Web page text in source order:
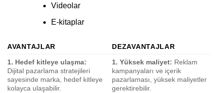
Videolar
E-kitaplar
AVANTAJLAR
DEZAVANTAJLAR
1. Hedef kitleye ulaşma:
Dijital pazarlama stratejileri
sayesinde marka, hedef kitleye
kolayca ulaşabilir.
1. Yüksek maliyet: Reklam
kampanyaları ve içerik
pazarlaması, yüksek maliyetler
gerektirebilir.